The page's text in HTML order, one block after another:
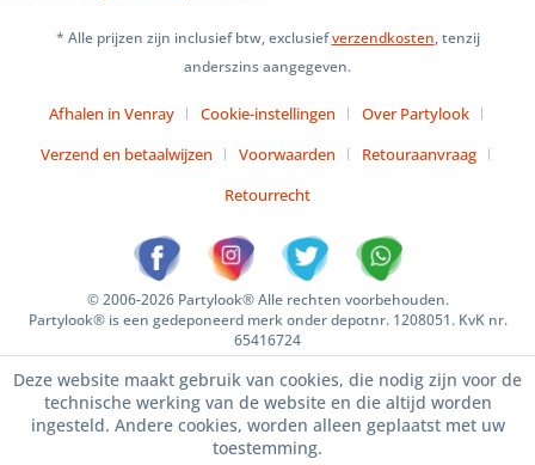
* Alle prijzen zijn inclusief btw, exclusiefverzendkosten, tenzij
anderszins aangegeven.
Afhalen in Venray Cookie-instellingen
Over Partylook
Verzend en betaalwijzen
Voorwaarden
Retouraanvraag
Retourrecht
© 2006-2026 Partylook® Alle rechten voorbehouden.
Partylook® is een gedeponeerd merk onder depotnr. 1208051. KvK nr.
65416724
Deze website maakt gebruik van cookies, die nodig zijn voor de
technische werking van de website en die altijd worden
ingesteld. Andere cookies, worden alleen geplaatst met uw
toestemming.